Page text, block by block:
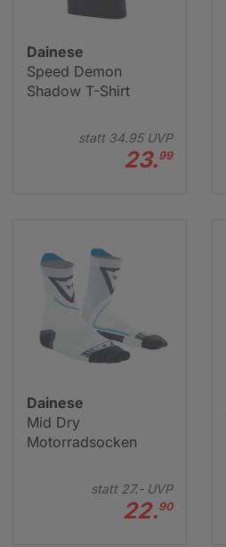
Dainese
Speed Demon
Shadow T-Shirt
statt 34.95UVP
23.99
Dainese
Mid Dry
Motorradsocken
statt 27.-UVP
22.90